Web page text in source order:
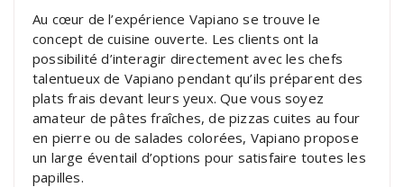
Au cœur de l’expérience Vapiano se trouve le
concept de cuisine ouverte. Les clients ont la
possibilité d’interagir directement avec les chefs
talentueux de Vapiano pendant qu’ils préparent des
plats frais devant leurs yeux. Que vous soyez
amateur de pâtes fraîches, de pizzas cuites au four
en pierre ou de salades colorées, Vapiano propose
un large éventail d’options pour satisfaire toutes les
papilles.